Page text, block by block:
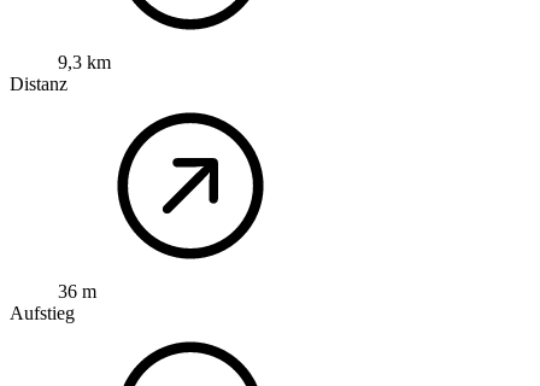
9,3 km
Distanz
36 m
Aufstieg